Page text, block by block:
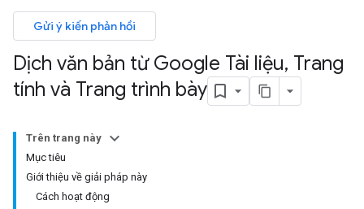
Gửi ý kiến phản hồi
Dịch văn bản từ Google Tài liệu, Trang
tính và Trang trình bày
Trên trang này
Mục tiêu
Giới thiệu về giải pháp này
Cách hoạt động